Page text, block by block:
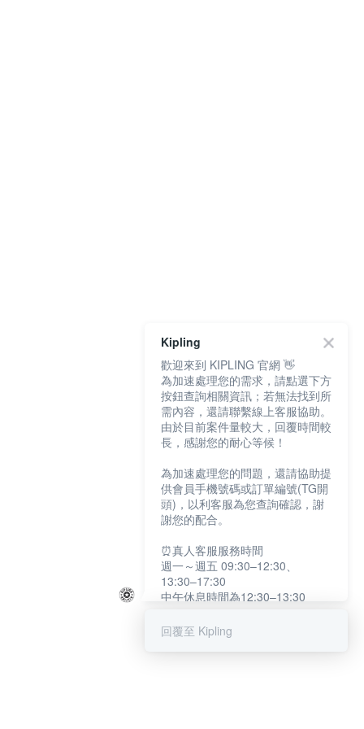
Kipling
歡迎來到 KIPLING 官網 👋
為加速處理您的需求，請點選下方
按鈕查詢相關資訊；若無法找到所
需內容，還請聯繫線上客服協助。
由於目前案件量較大，回覆時間較
長，感謝您的耐心等候！
為加速處理您的問題，還請協助提
供會員手機號碼或訂單編號(TG開
頭)，以利客服為您查詢確認，謝
謝您的配合。
⏰真人客服服務時間
週一～週五 09:30–12:30、
13:30–17:30
中午休息時間為12:30–13:30
提醒您：系統會自動已讀訊息，如
回覆至 Kipling